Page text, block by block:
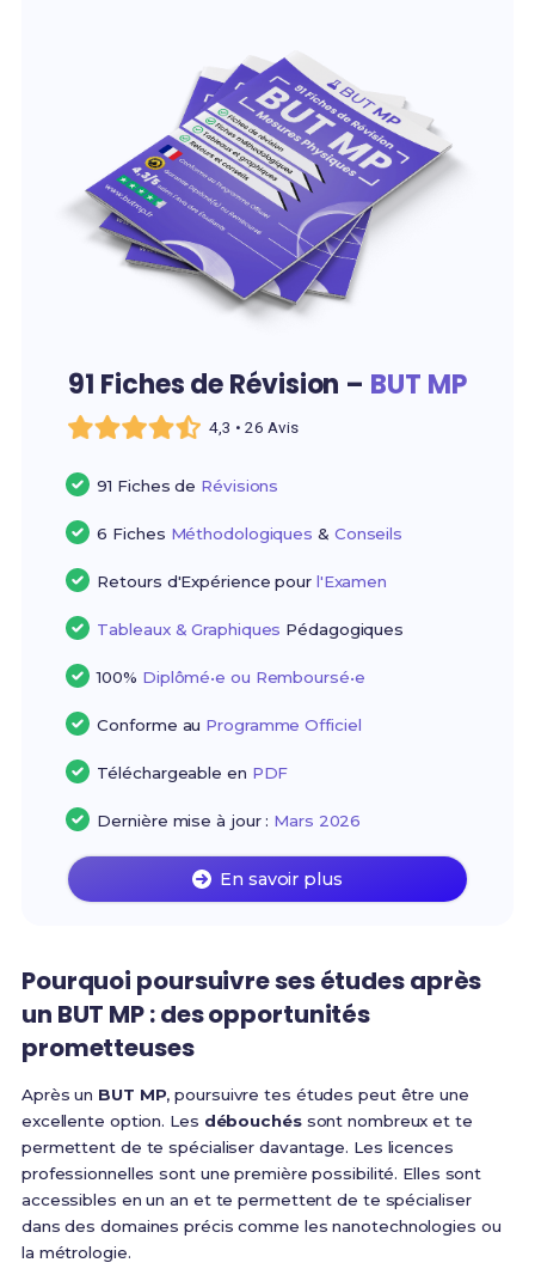
91 Fiches de Révision – BUT MP
4,3 • 26 Avis
91 Fiches de Révisions
6 Fiches Méthodologiques & Conseils
Retours d'Expérience pour l'Examen
Tableaux & Graphiques Pédagogiques
100% Diplômé•e ou Remboursé•e
Conforme au Programme Officiel
Téléchargeable en PDF
Dernière mise à jour : Mars 2026
En savoir plus
Pourquoi poursuivre ses études après
un BUT MP : des opportunités
prometteuses
Après un BUT MP, poursuivre tes études peut être une
excellente option. Les débouchéssont nombreux et te
permettent de te spécialiser davantage. Les licences
professionnelles sont une première possibilité. Elles sont
accessibles en un an et te permettent de te spécialiser
dans des domaines précis comme les nanotechnologies ou
la métrologie.